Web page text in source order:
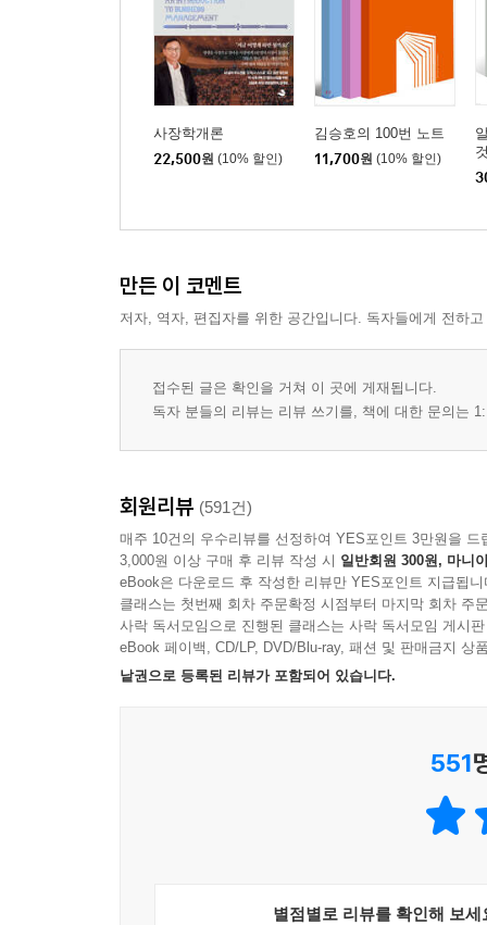
돈을 다루는 네 가지 능력
이런 곳에 나는 투자 안 한다
보험은 저축이 아니다
예쁜 쓰레기
마중물과 종잣돈 1억 만들기의 다섯 가지 규칙
좋은 돈이 찾아오게 하는 일곱 가지 비법
감독(자산배분)이 중요한가? 선수(포지션)가 중요
은행에서 흥정을 한다고요?
김승호의 투자 원칙과 기준
만약 삼성전자 주식을 아직도 가지고 있었더라면
당신의 출구전략은 무엇인가?
모든 비즈니스는 결국 부동산과 금융을 만난다
똑똑한 사람들이 오히려 음모에 빠진다
사기를 당하지 않는 법
투자의 승자 자격을 갖췄는지 알 수 있는 열한 가지
두량 족난 복팔분
부의 속성
돈마다 품성이 다르다
사장학개론
22,500원 (10% 할인)
김승호의 100번 노트
11,700원 (10% 할인)
만든 이 코멘트
저자, 역자, 편집자를 위한 공간입니다. 독자들에게 전하
접수된 글은 확인을 거쳐 이 곳에 게재됩니다.
독자 분들의 리뷰는 리뷰 쓰기를, 책에 대한 문의는
회원리뷰 (591건)
매주 10건의 우수리뷰를 선정하여 YES포인트 3만원을 드
3,000원 이상 구매 후 리뷰 작성 시 일반회원 300원, 마니
eBook은 다운로드 후 작성한 리뷰만 YES포인트 지급됩니
클래스는 첫번째 회차 주문확정 시점부터 마지막 회차 주
사락 독서모임으로 진행된 클래스는 사락 독서모임 게시
eBook 페이백, CD/LP, DVD/Blu-ray, 패션 및 판매금지 상
낱권으로 등록된 리뷰가 포함되어 있습니다.
551
별점별로 리뷰를 확인해 보세